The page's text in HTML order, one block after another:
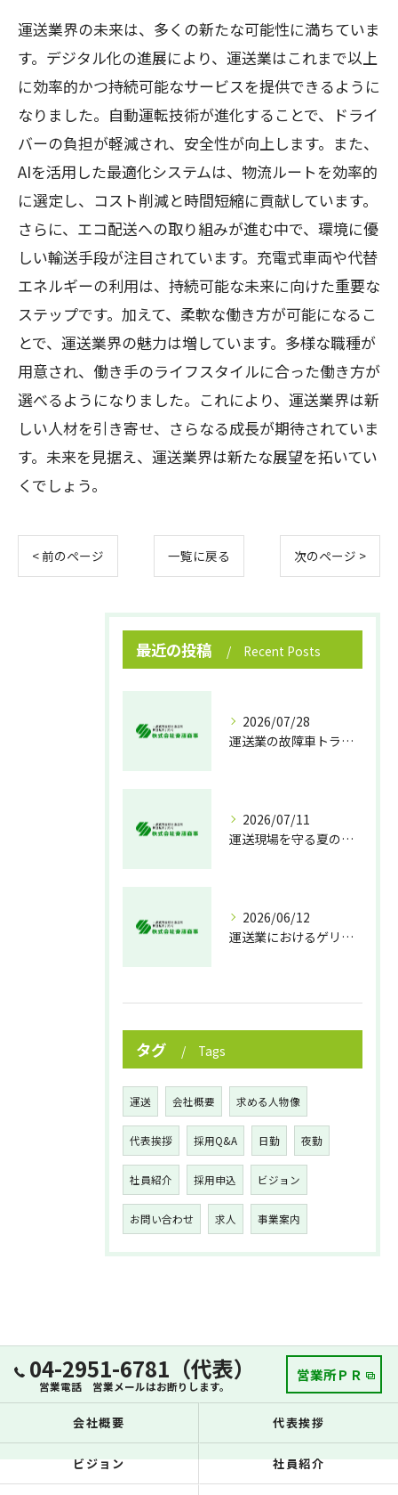
運送業界の未来は、多くの新たな可能性に満ちていま
す。デジタル化の進展により、運送業はこれまで以上
に効率的かつ持続可能なサービスを提供できるように
なりました。自動運転技術が進化することで、ドライ
バーの負担が軽減され、安全性が向上します。また、
AIを活用した最適化システムは、物流ルートを効率的
に選定し、コスト削減と時間短縮に貢献しています。
さらに、エコ配送への取り組みが進む中で、環境に優
しい輸送手段が注目されています。充電式車両や代替
エネルギーの利用は、持続可能な未来に向けた重要な
ステップです。加えて、柔軟な働き方が可能になるこ
とで、運送業界の魅力は増しています。多様な職種が
用意され、働き手のライフスタイルに合った働き方が
選べるようになりました。これにより、運送業界は新
しい人材を引き寄せ、さらなる成長が期待されていま
す。未来を見据え、運送業界は新たな展望を拓いてい
くでしょう。
< 前のページ 一覧に戻る 次のページ >
最近の投稿 Recent Posts
2026/07/28
運送業の故障車トラブル即時対処法
2026/07/11
運送現場を守る夏の熱中症対策
2026/06/12
運送業におけるゲリラ豪雨対策の実践法
タグ Tags
運送 会社概要 求める人物像
代表挨拶 採用Q&A 日勤 夜勤
社員紹介 採用申込 ビジョン
お問い合わせ 求人 事業案内
04-2951-6781（代表）
営業電話 営業メールはお断りします。
営業所ＰＲ
会社概要 代表挨拶
ビジョン 社員紹介